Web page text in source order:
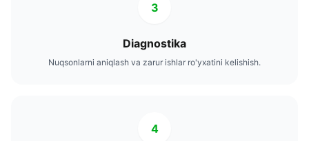
3
Diagnostika
Nuqsonlarni aniqlash va zarur ishlar ro'yxatini kelishish.
4